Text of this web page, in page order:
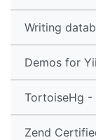
Writing
Demos for
TortoiseHg
Zend